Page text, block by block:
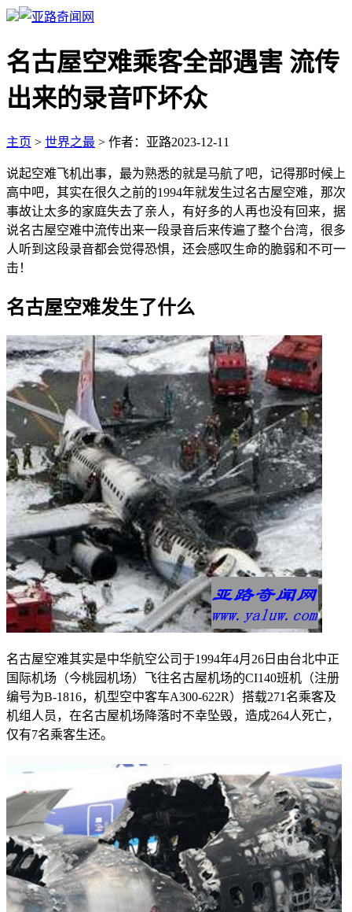
名古屋空难乘客全部遇害 流传
出来的录音吓坏众
主页 > 世界之最 > 作者：亚路2023-12-11
说起空难飞机出事，最为熟悉的就是马航了吧，记得那时候上
高中吧，其实在很久之前的1994年就发生过名古屋空难，那次
事故让太多的家庭失去了亲人，有好多的人再也没有回来，据
说名古屋空难中流传出来一段录音后来传遍了整个台湾，很多
人听到这段录音都会觉得恐惧，还会感叹生命的脆弱和不可一
击！
名古屋空难发生了什么
名古屋空难其实是中华航空公司于1994年4月26日由台北中正
国际机场（今桃园机场）飞往名古屋机场的CI140班机（注册
编号为B-1816，机型空中客车A300-622R）搭载271名乘客及
机组人员，在名古屋机场降落时不幸坠毁，造成264人死亡，
仅有7名乘客生还。